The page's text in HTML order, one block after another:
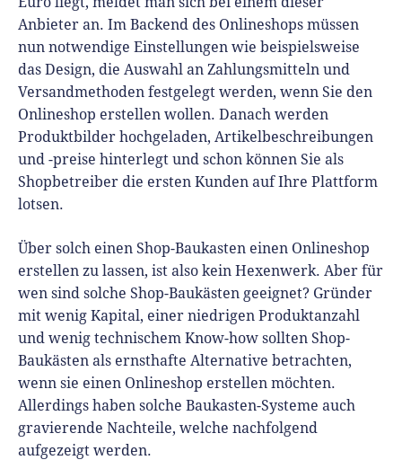
Anbieter an. Im Backend des Onlineshops müssen
nun notwendige Einstellungen wie beispielsweise
das Design, die Auswahl an Zahlungsmitteln und
Versandmethoden festgelegt werden, wenn Sie den
Onlineshop erstellen wollen. Danach werden
Produktbilder hochgeladen, Artikelbeschreibungen
und -preise hinterlegt und schon können Sie als
Shopbetreiber die ersten Kunden auf Ihre Plattform
lotsen.
Über solch einen Shop-Baukasten einen Onlineshop
erstellen zu lassen, ist also kein Hexenwerk. Aber für
wen sind solche Shop-Baukästen geeignet? Gründer
mit wenig Kapital, einer niedrigen Produktanzahl
und wenig technischem Know-how sollten Shop-
Baukästen als ernsthafte Alternative betrachten,
wenn sie einen Onlineshop erstellen möchten.
Allerdings haben solche Baukasten-Systeme auch
gravierende Nachteile, welche nachfolgend
aufgezeigt werden.